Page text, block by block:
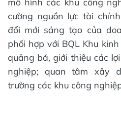
mô hình các khu công
cường nguồn lực tài
đổi mới sáng tạo của
phối hợp với BQL Khu
quảng bá, giới thiệu các
nghiệp; quan tâm xây
trường các khu công